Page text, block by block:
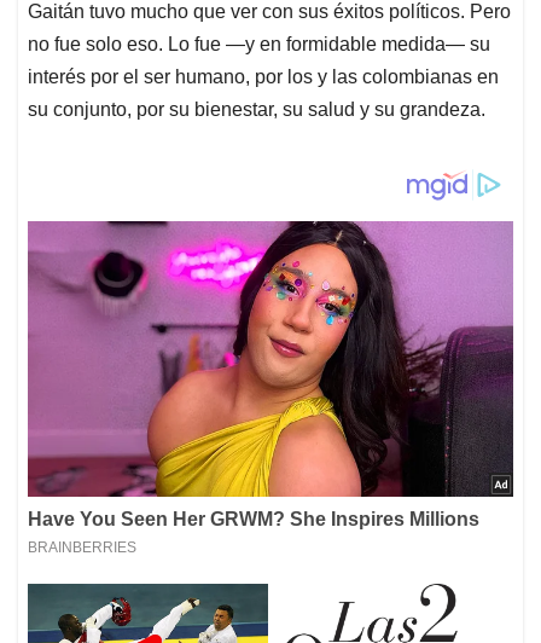
Gaitán tuvo mucho que ver con sus éxitos políticos. Pero
no fue solo eso. Lo fue —y en formidable medida— su
interés por el ser humano, por los y las colombianas en
su conjunto, por su bienestar, su salud y su grandeza.